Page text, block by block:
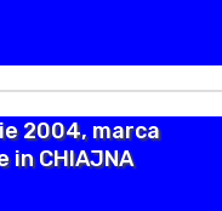
2004, marca
in CHIAJNA